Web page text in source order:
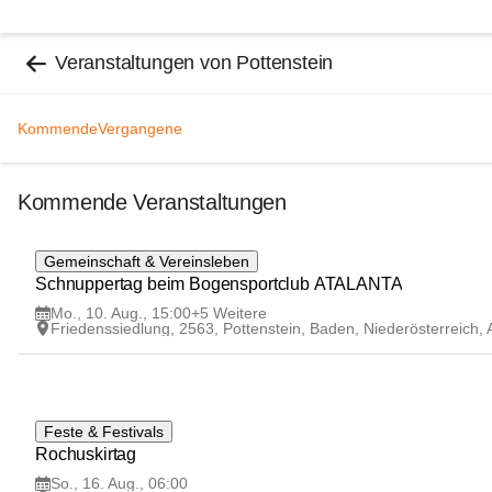
Veranstaltungen von Pottenstein
KommendeVergangene
Kommende Veranstaltungen
10
AUG
Gemeinschaft & Vereinsleben
Schnuppertag beim Bogensportclub ATALANTA
Mo., 10. Aug., 15:00+5 Weitere
Friedenssiedlung, 2563, Pottenstein, Baden, Niederösterreich,
16
AUG
Feste & Festivals
Rochuskirtag
So., 16. Aug., 06:00